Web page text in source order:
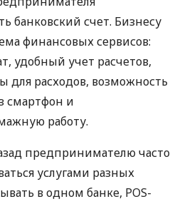
банковский счет. Бизнесу
финансовых сервисов:
удобный учет расчетов,
для расходов, возможность
смартфон и
работу.
предпринимателю часто
услугами разных
в одном банке, POS-